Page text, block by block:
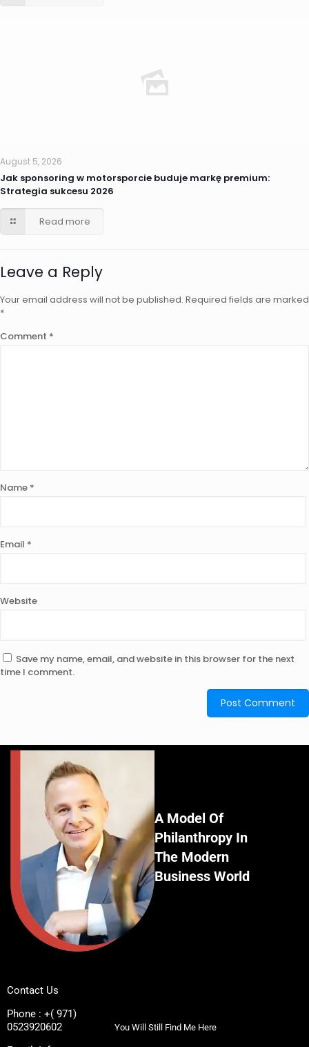
August 5, 2026
Jak sponsoring w motorsporcie buduje markę premium:
Strategia sukcesu 2026
Read more
Leave a Reply
Your email address will not be published. Required fields are marked
*
Comment *
Name *
Email *
Website
Save my name, email, and website in this browser for the next
time I comment.
A Model Of
Philanthropy In
The Modern
Business World
Contact Us
Phone : +( 971)
0523920602
You Will Still Find Me Here